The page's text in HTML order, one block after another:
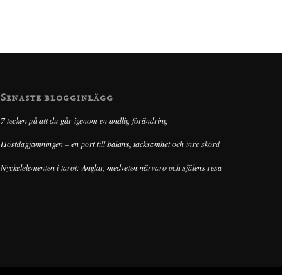
Senaste blogginlägg
7 tecken på att du går igenom en andlig förändring
Höstdagjämningen – en port till balans, tacksamhet och inre skörd
Nyckelelementen i tarot: Änglar, medveten närvaro och själens resa